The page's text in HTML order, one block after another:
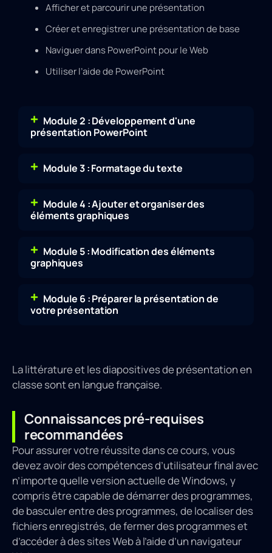
Afficher et parcourir une présentation
Créer et enregistrer une présentation de base
Naviguer dans PowerPoint pour le Web
Utiliser l’aide de PowerPoint
Module 2 : Développement d'une
présentation PowerPoint
Module 3 : Formatage du texte
Module 4 : Ajouter et organiser des
éléments graphiques
Module 5 : Modification des éléments
graphiques
Module 6 : Préparer la présentation de
votre présentation
La littérature et les diapositives de présentation en
classe sont en langue française.
Connaissances pré-requises
recommandées
Pour assurer votre réussite dans ce cours, vous
devez avoir des compétences d’utilisateur final avec
n’importe quelle version actuelle de Windows, y
compris être capable de démarrer des programmes,
de basculer entre des programmes, de localiser des
fichiers enregistrés, de fermer des programmes et
d’accéder à des sites Web à l’aide d’un navigateur